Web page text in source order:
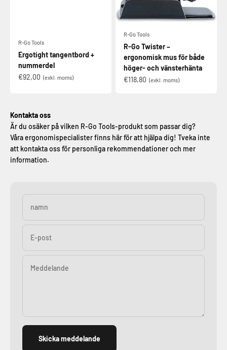
R-Go Tools
Ergotight tangentbord +
nummerdel
€92,00 (exkl. moms)
R-Go Tools
R-Go Twister –
ergonomisk mus för både
höger- och vänsterhänta
€118,80 (exkl. moms)
Kontakta oss
Är du osäker på vilken R-Go Tools-produkt som passar dig?
Våra ergonomispecialister finns här för att hjälpa dig! Tveka inte
att kontakta oss för personliga rekommendationer och mer
information.
namn
E-post
Meddelande
Skicka meddelande